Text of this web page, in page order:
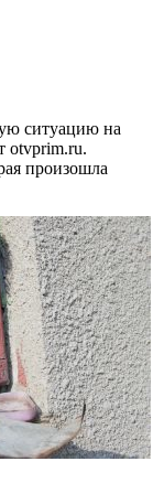
ситуацию на
otvprim.ru.
произошла